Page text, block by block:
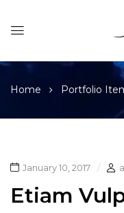
Home Portfolio
January 10, 2017
Etiam